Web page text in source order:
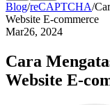
Blog/reCAPTCHA/
Website E-commerce
Mar26, 2024
Cara
Website E-